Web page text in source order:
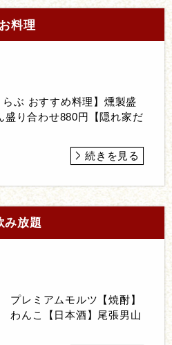
お料理
らぶ おすすめ料理】燻製盛
盛り合わせ880円【隠れ家だ
続きを見る
み放題
プレミアムモルツ【焼酎】
んこ【日本酒】尾張男山